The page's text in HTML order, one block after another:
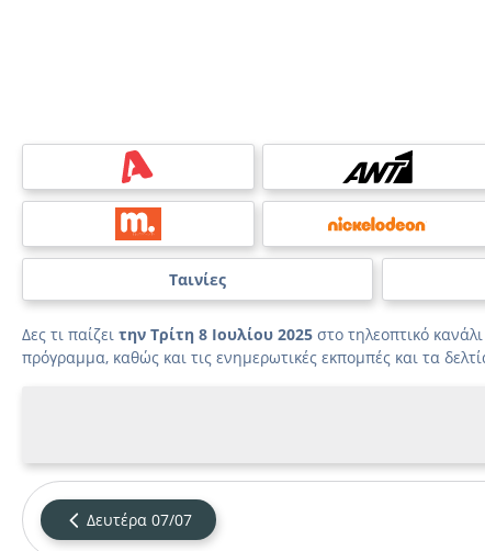
Ταινίες
Δες τι παίζει την Τρίτη 8 Ιουλίου 2025 στο τηλεοπτικό κανάλι
πρόγραμμα, καθώς και τις ενημερωτικές εκπομπές και τα
Δευτέρα 07/07